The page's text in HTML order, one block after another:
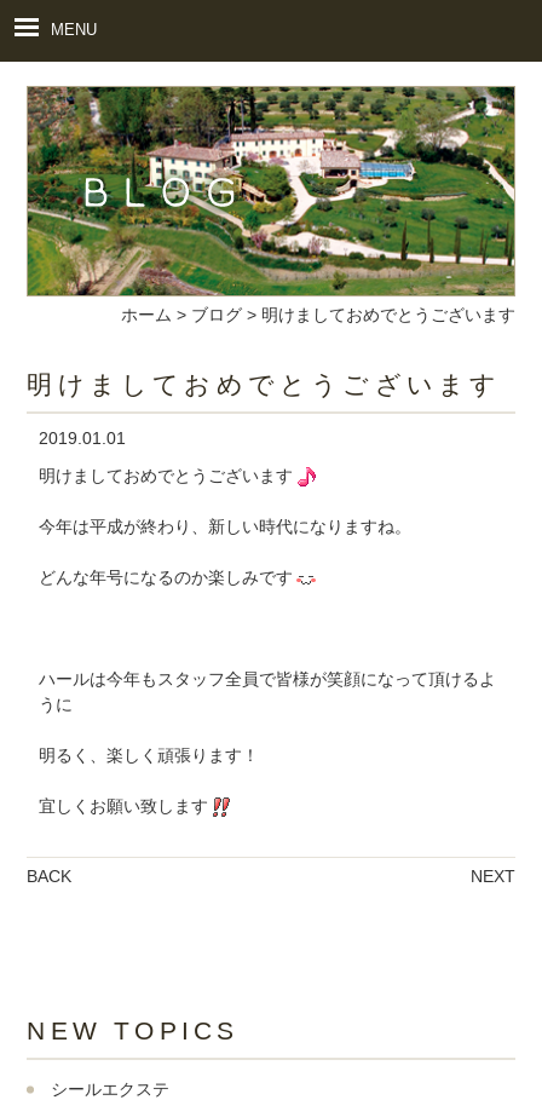
MENU
ホーム > ブログ> 明けましておめでとうございます
明けましておめでとうございます
2019.01.01
明けましておめでとうございます
今年は平成が終わり、新しい時代になりますね。
どんな年号になるのか楽しみです
ハールは今年もスタッフ全員で皆様が笑顔になって頂けるよ
うに
明るく、楽しく頑張ります！
宜しくお願い致します
BACK NEXT
NEW TOPICS
シールエクステ